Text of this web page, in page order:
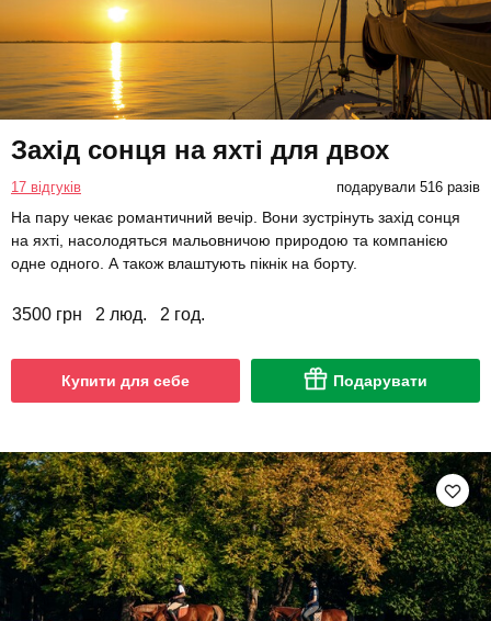
Захід сонця на яхті для двох
17 відгуків подарували 516 разів
На пару чекає романтичний вечір. Вони зустрінуть захід сонця
на яхті, насолодяться мальовничою природою та компанією
одне одного. А також влаштують пікнік на борту.
3500 грн 2 люд. 2 год.
Купити для себе Подарувати